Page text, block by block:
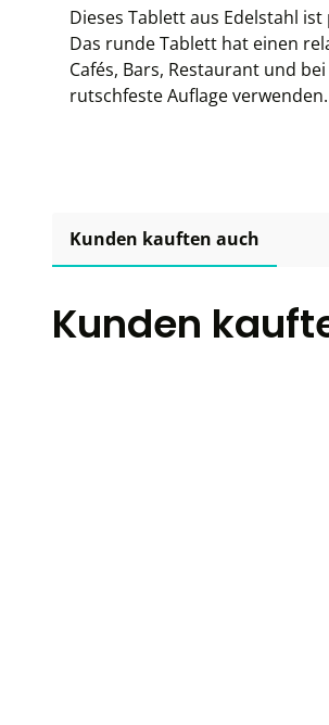
Dieses Tablett aus Edelstahl
Das runde Tablett hat einen
Cafés, Bars, Restaurant und
rutschfeste Auflage verwenden.
Kunden kauften auch
Kunden